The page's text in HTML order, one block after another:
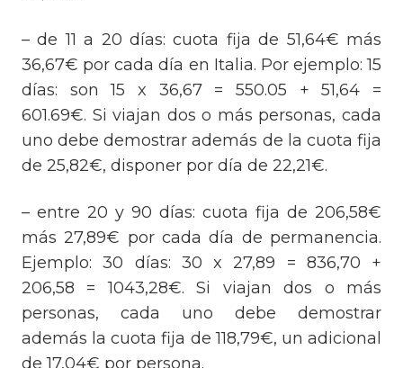
– de 11 a 20 días: cuota fija de 51,64€ más
36,67€ por cada día en Italia. Por ejemplo: 15
días: son 15 x 36,67 = 550.05 + 51,64 =
601.69€. Si viajan dos o más personas, cada
uno debe demostrar además de la cuota fija
de 25,82€, disponer por día de 22,21€.
– entre 20 y 90 días: cuota fija de 206,58€
más 27,89€ por cada día de permanencia.
Ejemplo: 30 días: 30 x 27,89 = 836,70 +
206,58 = 1043,28€. Si viajan dos o más
personas, cada uno debe demostrar
además la cuota fija de 118,79€, un adicional
de 17,04€ por persona.